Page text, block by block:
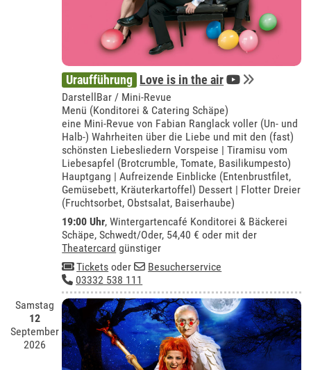
Uraufführung Love is in the air
DarstellBar / Mini-Revue
Menü (Konditorei & Catering Schäpe)
eine Mini-Revue von Fabian Ranglack voller (Un- und
Halb-) Wahrheiten über die Liebe und mit den (fast)
schönsten Liebesliedern Vorspeise | Tiramisu vom
Liebesapfel (Brotcrumble, Tomate, Basilikumpesto)
Hauptgang | Aufreizende Einblicke (Entenbrustfilet,
Gemüsebett, Kräuterkartoffel) Dessert | Flotter Dreier
(Fruchtsorbet, Obstsalat, Baiserhaube)
19:00 Uhr,Wintergartencafé Konditorei & Bäckerei
Schäpe, Schwedt/Oder, 54,40 € oder mit der
Theatercard günstiger
Tickets oder
Besucherservice
03332 538 111
Samstag
12
September
2026